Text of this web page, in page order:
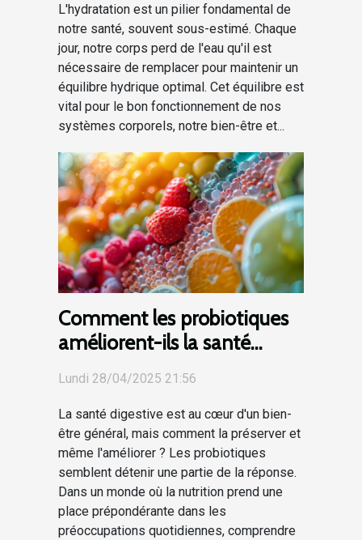
L'hydratation est un pilier fondamental de
notre santé, souvent sous-estimé. Chaque
jour, notre corps perd de l'eau qu'il est
nécessaire de remplacer pour maintenir un
équilibre hydrique optimal. Cet équilibre est
vital pour le bon fonctionnement de nos
systèmes corporels, notre bien-être et...
Comment les probiotiques
améliorent-ils la santé
Lundi 28/04/2025 21:56
La santé digestive est au cœur d'un bien-
être général, mais comment la préserver et
même l'améliorer ? Les probiotiques
semblent détenir une partie de la réponse.
Dans un monde où la nutrition prend une
place prépondérante dans les
préoccupations quotidiennes, comprendre